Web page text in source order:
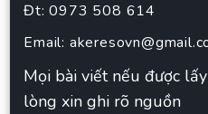
Đt: 0973 508 614
Email:
Mọi bài viết nếu được
lòng xin ghi rõ nguồn